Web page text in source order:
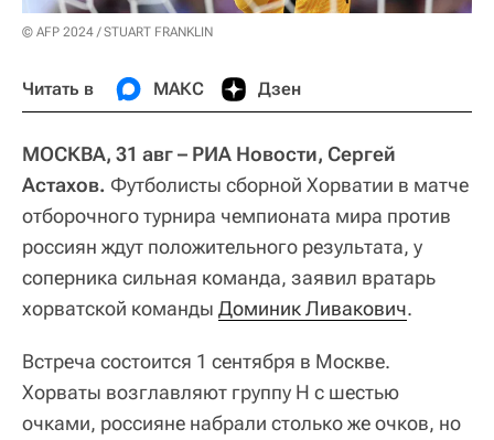
© AFP 2024 / STUART FRANKLIN
Читать в МАКС Дзен
МОСКВА, 31 авг – РИА Новости, Сергей
Астахов. Футболисты сборной Хорватии в матче
отборочного турнира чемпионата мира против
россиян ждут положительного результата, у
соперника сильная команда, заявил вратарь
хорватской команды Доминик Ливакович.
Встреча состоится 1 сентября в Москве.
Хорваты возглавляют группу Н с шестью
очками, россияне набрали столько же очков, но